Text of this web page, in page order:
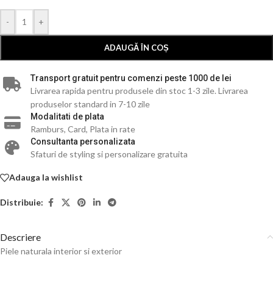
- +
ADAUGĂ ÎN COȘ
Transport gratuit pentru comenzi peste 1000 de lei
Livrarea rapida pentru produsele din stoc 1-3 zile. Livrarea
produselor standard in 7-10 zile
Modalitati de plata
Ramburs, Card, Plata in rate
Consultanta personalizata
Sfaturi de styling si personalizare gratuita
Adauga la wishlist
Distribuie:
Descriere
Piele naturala interior si exterior